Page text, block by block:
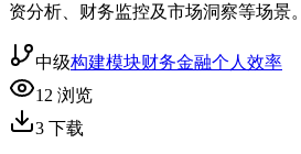
资分析、财务监控及市场洞察等场景。
中级构建模块财务金融个人效率
12 浏览
3 下载